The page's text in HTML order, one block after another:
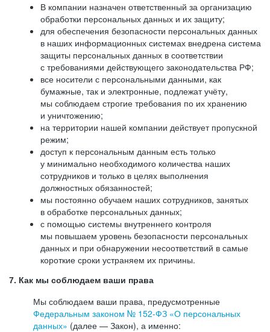
В компании назначен ответственный за организацию
обработки персональных данных и их защиту;
для обеспечения безопасности персональных данных
в наших информационных системах внедрена система
защиты персональных данных в соответствии
с требованиями действующего законодательства РФ;
все носители с персональными данными, как
бумажные, так и электронные, подлежат учёту,
мы соблюдаем строгие требования по их хранению
и уничтожению;
на территории нашей компании действует пропускной
режим;
доступ к персональным данным есть только
у минимально необходимого количества наших
сотрудников и только в целях выполнения
должностных обязанностей;
мы постоянно обучаем наших сотрудников, занятых
в обработке персональных данных;
с помощью системы внутреннего контроля
мы повышаем уровень безопасности персональных
данных и при обнаружении несоответствий в самые
короткие сроки устраняем их причины.
7. Как мы соблюдаем ваши права
Мы соблюдаем ваши права, предусмотренные
Федеральным законом № 152-ФЗ «О персональных
данных» (далее — Закон), а именно: